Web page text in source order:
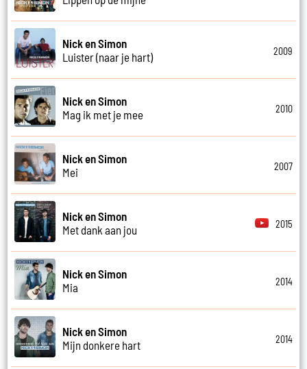
Nick en Simon
Luister (naar je hart)
2009
Nick en Simon
Mag ik met je mee
2010
Nick en Simon
Mei
2007
Nick en Simon
Met dank aan jou
2015
Nick en Simon
Mia
2014
Nick en Simon
Mijn donkere hart
2014